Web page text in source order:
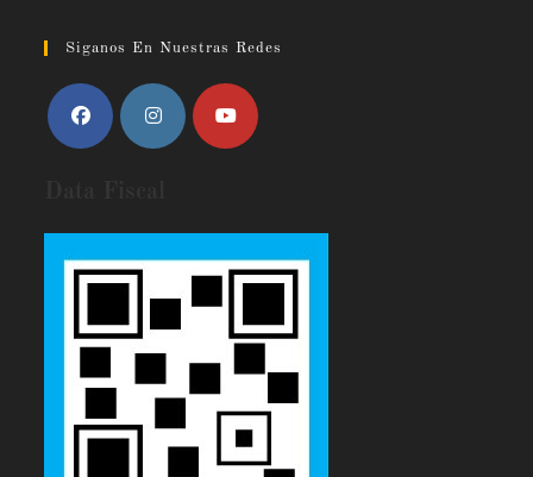
Siganos En Nuestras Redes